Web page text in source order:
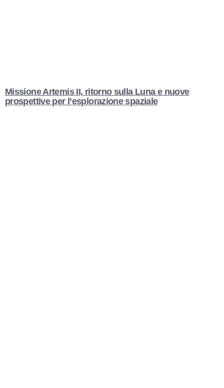
Missione Artemis II, ritorno sulla Luna e nuove
prospettive per l’esplorazione spaziale